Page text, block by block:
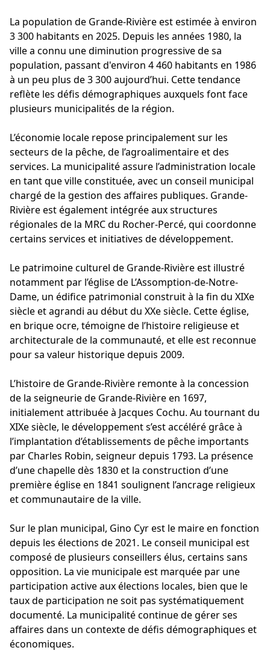
La population de Grande-Rivière est estimée à environ
3 300 habitants en 2025. Depuis les années 1980, la
ville a connu une diminution progressive de sa
population, passant d'environ 4 460 habitants en 1986
à un peu plus de 3 300 aujourd’hui. Cette tendance
reflète les défis démographiques auxquels font face
plusieurs municipalités de la région.
L’économie locale repose principalement sur les
secteurs de la pêche, de l’agroalimentaire et des
services. La municipalité assure l’administration locale
en tant que ville constituée, avec un conseil municipal
chargé de la gestion des affaires publiques. Grande-
Rivière est également intégrée aux structures
régionales de la MRC du Rocher-Percé, qui coordonne
certains services et initiatives de développement.
Le patrimoine culturel de Grande-Rivière est illustré
notamment par l’église de L’Assomption-de-Notre-
Dame, un édifice patrimonial construit à la fin du XIXe
siècle et agrandi au début du XXe siècle. Cette église,
en brique ocre, témoigne de l’histoire religieuse et
architecturale de la communauté, et elle est reconnue
pour sa valeur historique depuis 2009.
L’histoire de Grande-Rivière remonte à la concession
de la seigneurie de Grande-Rivière en 1697,
initialement attribuée à Jacques Cochu. Au tournant du
XIXe siècle, le développement s’est accéléré grâce à
l’implantation d’établissements de pêche importants
par Charles Robin, seigneur depuis 1793. La présence
d’une chapelle dès 1830 et la construction d’une
première église en 1841 soulignent l’ancrage religieux
et communautaire de la ville.
Sur le plan municipal, Gino Cyr est le maire en fonction
depuis les élections de 2021. Le conseil municipal est
composé de plusieurs conseillers élus, certains sans
opposition. La vie municipale est marquée par une
participation active aux élections locales, bien que le
taux de participation ne soit pas systématiquement
documenté. La municipalité continue de gérer ses
affaires dans un contexte de défis démographiques et
économiques.